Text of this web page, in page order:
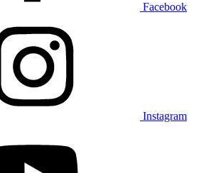
Facebook
Instagram